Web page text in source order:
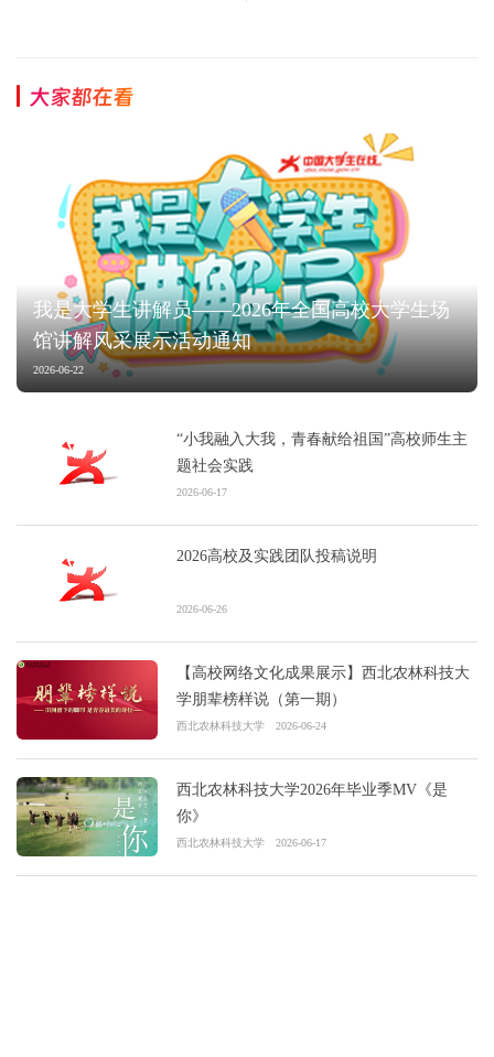
大家都在看
我是大学生讲解员——2026年全国高校大学生场
馆讲解风采展示活动通知
2026-06-22
“小我融入大我，青春献给祖国”高校师生主
题社会实践
2026-06-17
2026高校及实践团队投稿说明
2026-06-26
【高校网络文化成果展示】西北农林科技大
学朋辈榜样说（第一期）
西北农林科技大学 2026-06-24
西北农林科技大学2026年毕业季MV《是
你》
西北农林科技大学 2026-06-17